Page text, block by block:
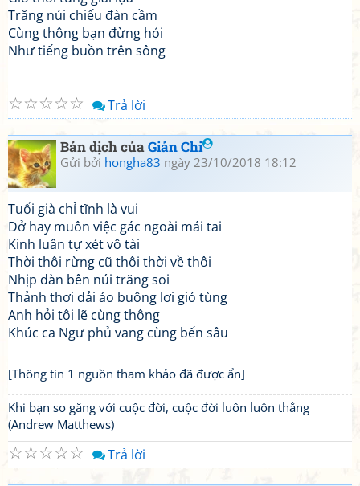
Trăng núi chiếu đàn cầm
Cùng thông bạn đừng hỏi
Như tiếng buồn trên sông
☆
☆
☆
☆
☆ Trả lời
Bản dịch củaGiản Chi
Gửi bởi hongha83 ngày 23/10/2018 18:12
Tuổi già chỉ tĩnh là vui
Dở hay muôn việc gác ngoài mái tai
Kinh luân tự xét vô tài
Thời thôi rừng cũ thôi thời về thôi
Nhịp đàn bên núi trăng soi
Thảnh thơi dải áo buông lơi gió tùng
Anh hỏi tôi lẽ cùng thông
Khúc ca Ngư phủ vang cùng bến sâu
[Thông tin 1 nguồn tham khảo đã được ẩn]
Khi bạn so găng với cuộc đời, cuộc đời luôn luôn thắng
(Andrew Matthews)
☆
☆
☆
☆
☆ Trả lời